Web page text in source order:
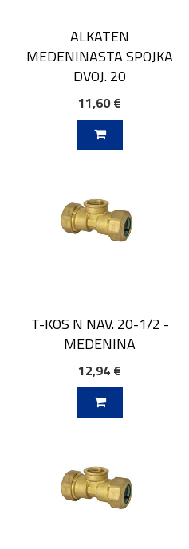
ALKATEN
MEDENINASTA SPOJKA
DVOJ. 20
11,60 €
T-KOS N NAV. 20-1/2 -
MEDENINA
12,94 €